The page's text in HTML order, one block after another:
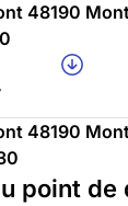
48190
48190
point de